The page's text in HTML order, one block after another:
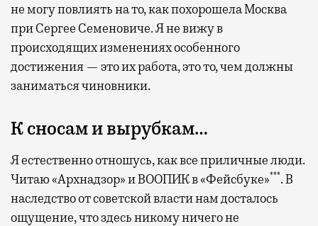
не могу повлиять на то, как похорошела Москва
при Сергее Семеновиче. Я не вижу в
происходящих изменениях особенного
достижения — это их работа, это то, чем должны
заниматься чиновники.
К сносам и вырубкам…
Я естественно отношусь, как все приличные люди.
Читаю «Архнадзор» и ВООПИК в «Фейсбуке»***. В
наследство от советской власти нам досталось
ощущение, что здесь никому ничего не